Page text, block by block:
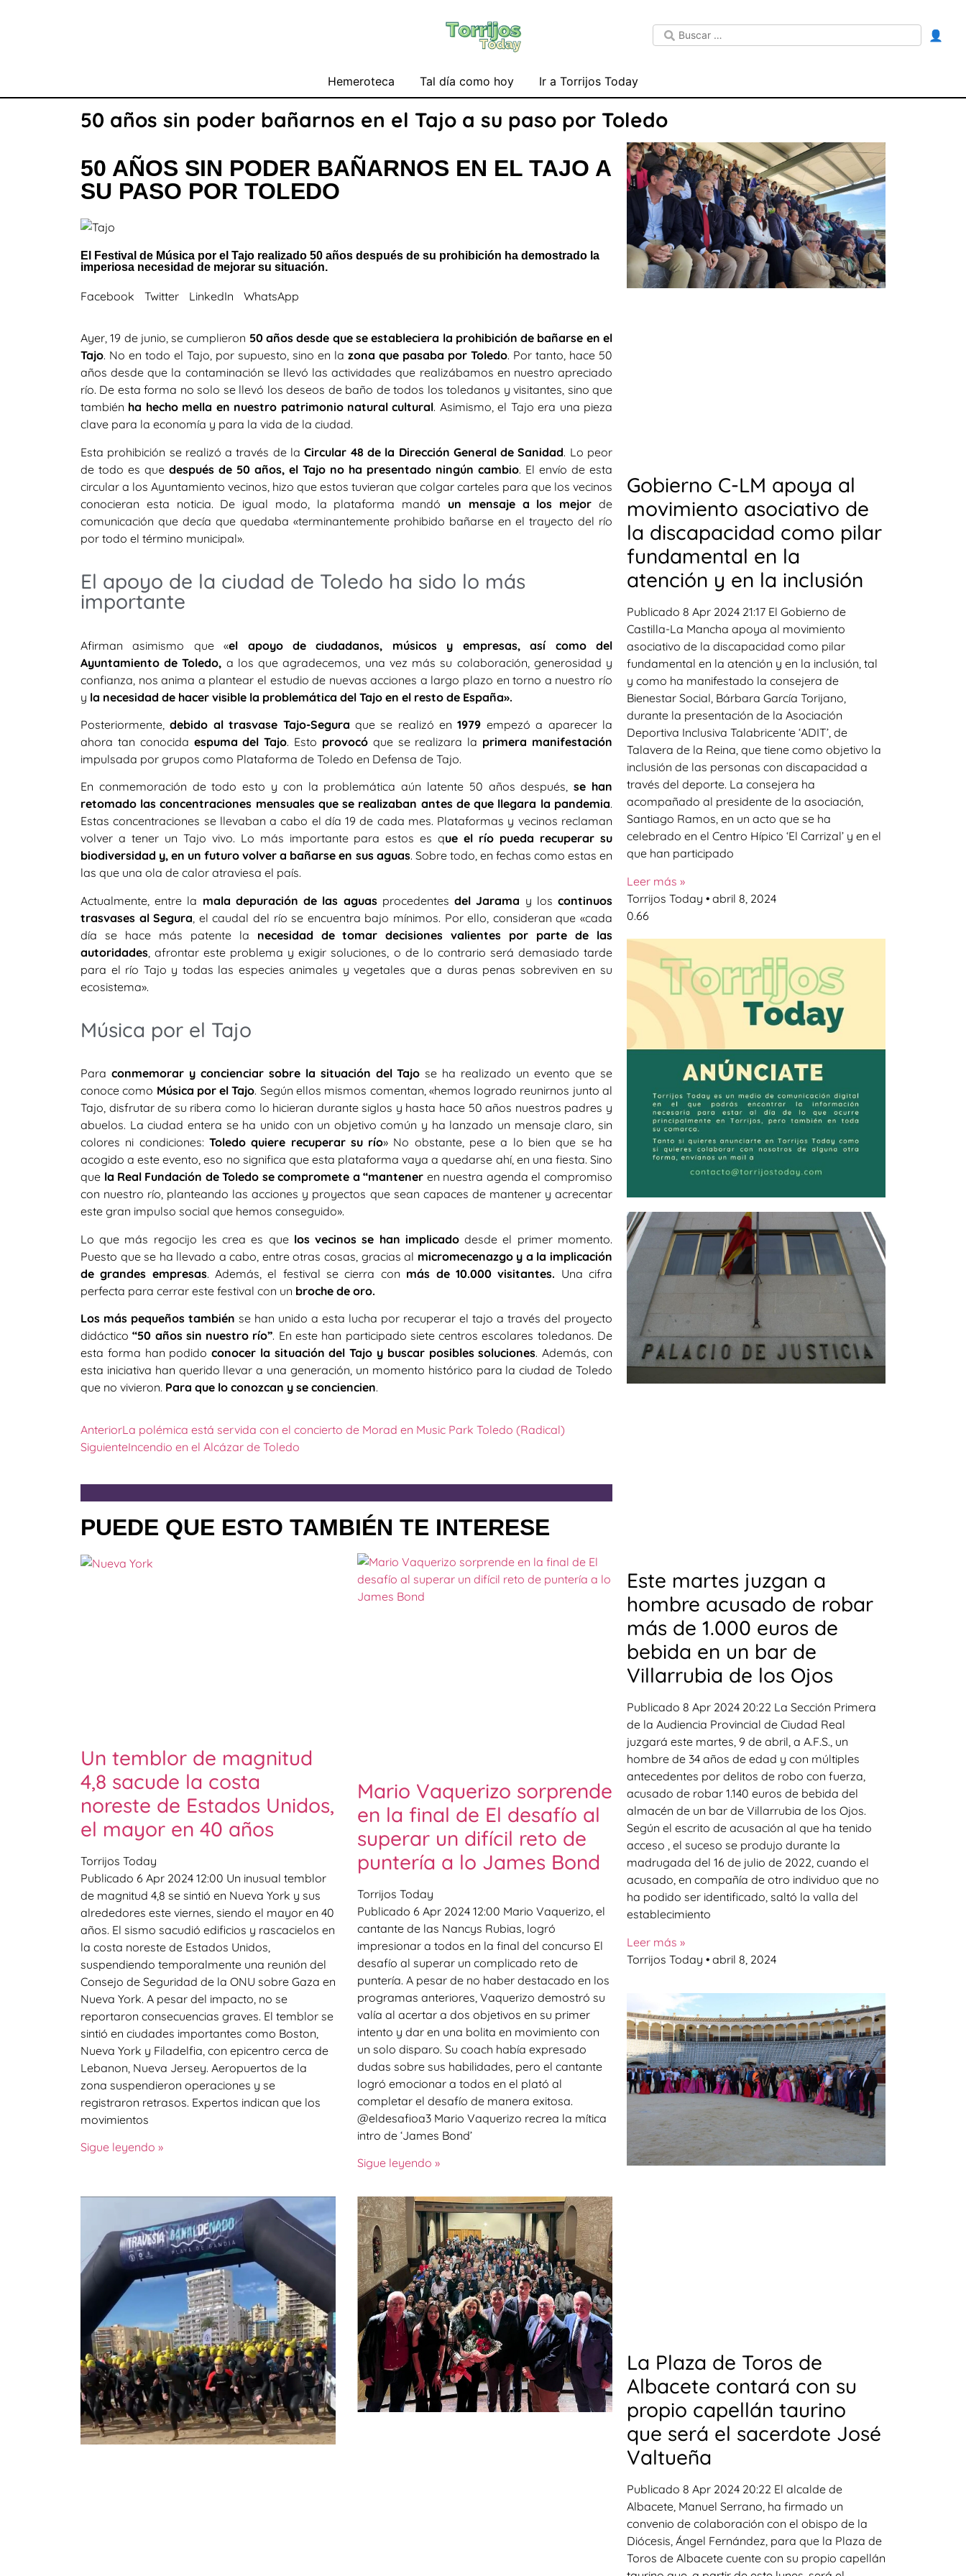
👤
Hemeroteca Tal día como hoy Ir a Torrijos Today
50 años sin poder bañarnos en el Tajo a su paso por Toledo
50 AÑOS SIN PODER BAÑARNOS EN EL TAJO A
SU PASO POR TOLEDO
El Festival de Música por el Tajo realizado 50 años después de su prohibición ha demostrado la
imperiosa necesidad de mejorar su situación.
Facebook Twitter LinkedIn WhatsApp
Ayer, 19 de junio, se cumplieron 50 años desde que se estableciera la prohibición de bañarse en el
Tajo. No en todo el Tajo, por supuesto, sino en la zona que pasaba por Toledo. Por tanto, hace 50
años desde que la contaminación se llevó las actividades que realizábamos en nuestro apreciado
río. De esta forma no solo se llevó los deseos de baño de todos los toledanos y visitantes, sino que
también ha hecho mella en nuestro patrimonio natural cultural. Asimismo, el Tajo era una pieza
clave para la economía y para la vida de la ciudad.
Esta prohibición se realizó a través de laCircular 48 de la Dirección General de Sanidad. Lo peor
de todo es que después de 50 años, el Tajo no ha presentado ningún cambio. El envío de esta
circular a los Ayuntamiento vecinos, hizo que estos tuvieran que colgar carteles para que los vecinos
conocieran esta noticia. De igual modo, la plataforma mandó un mensaje a los mejor de
comunicación que decía que quedaba «terminantemente prohibido bañarse en el trayecto del río
por todo el término municipal».
El apoyo de la ciudad de Toledo ha sido lo más
importante
Afirman asimismo que «el apoyo de ciudadanos, músicos y empresas, así como del
Ayuntamiento de Toledo, a los que agradecemos, una vez más su colaboración, generosidad y
confianza, nos anima a plantear el estudio de nuevas acciones a largo plazo en torno a nuestro río
y la necesidad de hacer visible la problemática del Tajo en el resto de España».
Posteriormente,debido al trasvase Tajo-Segura que se realizó en1979 empezó a aparecer la
ahora tan conocida espuma del Tajo. Esto provocóque se realizara la primera manifestación
impulsada por grupos como Plataforma de Toledo en Defensa de Tajo.
En conmemoración de todo esto y con la problemática aún latente 50 años después,se han
retomado las concentraciones mensuales que se realizaban antes de que llegara la pandemia.
Estas concentraciones se llevaban a cabo el día 19 de cada mes. Plataformas y vecinos reclaman
volver a tener un Tajo vivo. Lo más importante para estos es que el río pueda recuperar su
biodiversidad y, en un futuro volver a bañarse en sus aguas. Sobre todo, en fechas como estas en
las que una ola de calor atraviesa el país.
Actualmente, entre la mala depuración de las aguasprocedentesdel Jarama y loscontinuos
trasvases al Segura , el caudal del río se encuentra bajo mínimos. Por ello, consideran que «cada
día se hace más patente la necesidad de tomar decisiones valientes por parte de las
autoridades , afrontar este problema y exigir soluciones, o de lo contrario será demasiado tarde
para el río Tajo y todas las especies animales y vegetales que a duras penas sobreviven en su
ecosistema».
Música por el Tajo
Para conmemorar y concienciar sobre la situación del Tajo se ha realizado un evento que se
conoce como Música por el Tajo. Según ellos mismos comentan, «hemos logrado reunirnos junto al
Tajo, disfrutar de su ribera como lo hicieran durante siglos y hasta hace 50 años nuestros padres y
abuelos. La ciudad entera se ha unido con un objetivo común y ha lanzado un mensaje claro, sin
colores ni condiciones: Toledo quiere recuperar su río» No obstante, pese a lo bien que se ha
acogido a este evento, eso no significa que esta plataforma vaya a quedarse ahí, en una fiesta. Sino
que la Real Fundación de Toledo se compromete a “mantener en nuestra agenda el compromiso
con nuestro río, planteando las acciones y proyectos que sean capaces de mantener y acrecentar
este gran impulso social que hemos conseguido».
Lo que más regocijo les crea es que los vecinos se han implicado desde el primer momento.
Puesto que se ha llevado a cabo, entre otras cosas, gracias al micromecenazgo y a la implicación
de grandes empresas. Además, el festival se cierra con más de 10.000 visitantes. Una cifra
perfecta para cerrar este festival con un broche de oro.
Los más pequeños también se han unido a esta lucha por recuperar el tajo a través del proyecto
didáctico“50 años sin nuestro río”. En este han participado siete centros escolares toledanos. De
esta forma han podidoconocer la situación del Tajo y buscar posibles soluciones. Además, con
esta iniciativa han querido llevar a una generación, un momento histórico para la ciudad de Toledo
que no vivieron. Para que lo conozcan y se conciencien.
AnteriorLa polémica está servida con el concierto de Morad en Music Park Toledo (Radical)
SiguienteIncendio en el Alcázar de Toledo
PUEDE QUE ESTO TAMBIÉN TE INTERESE
Un temblor de magnitud
4,8 sacude la costa
noreste de Estados Unidos,
el mayor en 40 años
Torrijos Today
Publicado 6 Apr 2024 12:00 Un inusual temblor
de magnitud 4,8 se sintió en Nueva York y sus
alrededores este viernes, siendo el mayor en 40
años. El sismo sacudió edificios y rascacielos en
la costa noreste de Estados Unidos,
suspendiendo temporalmente una reunión del
Consejo de Seguridad de la ONU sobre Gaza en
Nueva York. A pesar del impacto, no se
reportaron consecuencias graves. El temblor se
sintió en ciudades importantes como Boston,
Nueva York y Filadelfia, con epicentro cerca de
Lebanon, Nueva Jersey. Aeropuertos de la
zona suspendieron operaciones y se
registraron retrasos. Expertos indican que los
movimientos
Sigue leyendo »
Mario Vaquerizo sorprende
en la final de El desafío al
superar un difícil reto de
puntería a lo James Bond
Torrijos Today
Publicado 6 Apr 2024 12:00 Mario Vaquerizo, el
cantante de las Nancys Rubias, logró
impresionar a todos en la final del concurso El
desafío al superar un complicado reto de
puntería. A pesar de no haber destacado en los
programas anteriores, Vaquerizo demostró su
valía al acertar a dos objetivos en su primer
intento y dar en una bolita en movimiento con
un solo disparo. Su coach había expresado
dudas sobre sus habilidades, pero el cantante
logró emocionar a todos en el plató al
completar el desafío de manera exitosa.
@eldesafioa3 Mario Vaquerizo recrea la mítica
intro de ‘James Bond’
Sigue leyendo »
Gobierno C-LM apoya al
movimiento asociativo de
la discapacidad como pilar
fundamental en la
atención y en la inclusión
Publicado 8 Apr 2024 21:17 El Gobierno de
Castilla-La Mancha apoya al movimiento
asociativo de la discapacidad como pilar
fundamental en la atención y en la inclusión, tal
y como ha manifestado la consejera de
Bienestar Social, Bárbara García Torijano,
durante la presentación de la Asociación
Deportiva Inclusiva Talabricente ‘ADIT’, de
Talavera de la Reina, que tiene como objetivo la
inclusión de las personas con discapacidad a
través del deporte. La consejera ha
acompañado al presidente de la asociación,
Santiago Ramos, en un acto que se ha
celebrado en el Centro Hípico ‘El Carrizal’ y en el
que han participado
Leer más »
Torrijos Today abril 8, 2024
Este martes juzgan a
hombre acusado de robar
más de 1.000 euros de
bebida en un bar de
Villarrubia de los Ojos
Publicado 8 Apr 2024 20:22 La Sección Primera
de la Audiencia Provincial de Ciudad Real
juzgará este martes, 9 de abril, a A.F.S., un
hombre de 34 años de edad y con múltiples
antecedentes por delitos de robo con fuerza,
acusado de robar 1.140 euros de bebida del
almacén de un bar de Villarrubia de los Ojos.
Según el escrito de acusación al que ha tenido
acceso , el suceso se produjo durante la
madrugada del 16 de julio de 2022, cuando el
acusado, en compañía de otro individuo que no
ha podido ser identificado, saltó la valla del
establecimiento
Leer más »
Torrijos Today abril 8, 2024
La Plaza de Toros de
Albacete contará con su
propio capellán taurino
que será el sacerdote José
Valtueña
Publicado 8 Apr 2024 20:22 El alcalde de
Albacete, Manuel Serrano, ha firmado un
convenio de colaboración con el obispo de la
Diócesis, Ángel Fernández, para que la Plaza de
Toros de Albacete cuente con su propio capellán